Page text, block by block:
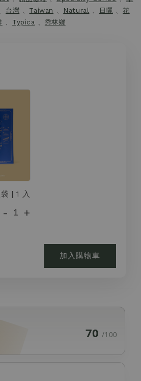
、 台灣 、 Taiwan 、 Natural 、 日曬 、花
、 Typica 、 秀林鄉
| 1 入
- +
加入購物車
70 /100